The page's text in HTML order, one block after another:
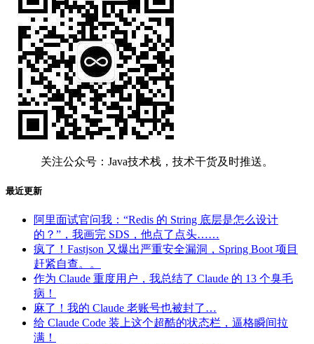
关注公众号：Java技术栈，技术干货及时推送。
最近更新
阿里面试官问我：“Redis 的 String 底层是怎么设计
的？”，我画完 SDS，他点了点头……
疯了！Fastjson 又爆出严重安全漏洞，Spring Boot 项目
赶紧自查。。
作为 Claude 重度用户，我总结了 Claude 的 13 个臭毛
病！
麻了！我的 Claude 老账号也被封了…
给 Claude Code 装上这个超酷的状态栏，逼格瞬间拉
满！